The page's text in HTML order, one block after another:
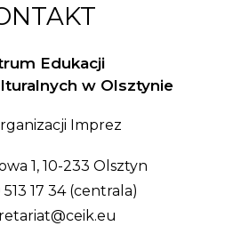
Edukacji
w Olsztynie
Imprez
1, 10-233 Olsztyn
17 34(centrala)